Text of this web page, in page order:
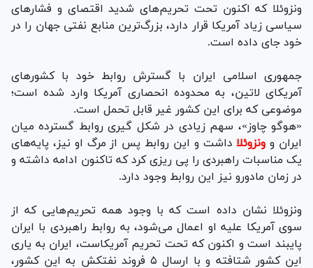
ونزوئلا که اکنون تحت تحریم‌های شدید اقتصای و فشار‌های
سیاسی زیاد آمریکا قرار دارد، بزرگ‌ترین منابع نفتی جهان را در
خود جای داده است.
جمهوری اسلامی ایران با گسترش روابط خود با کشور‌های
آمریکای لاتین، به محدوده انحصاری آمریکا وارد شده است؛
موضوعی که برای این کشور غیر قابل تحمل است.
«هوگو چاوز»، سهم زیادی در شکل گیری روابط گسترده میان
ایران و ونزوئلا داشت و این روابط پس از مرگ او نیز، پایه‌های
یک مناسبات راهبردی را پی ریزی کرد که تاکنون ادامه داشته و
در زمان مادورو نیز این روابط وجود دارد.
ونزوئلا نشان داده است که با وجود همه تحریم‌هایی که از
سوی آمریکا علیه او اعمال می‌شود، به روابط راهبردی با ایران
پایبند است و اکنون که تحت تحریم آمریکاست، ایران به یاری
این کشور شتافته و با ارسال ۵ فروند نفتکش به این کشور،